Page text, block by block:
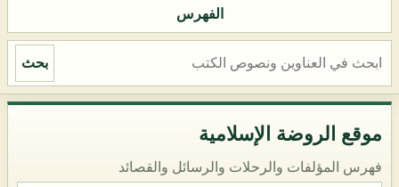
الفهرس
بحث
موقع الروضة الإسلامية
فهرس المؤلفات والرحلات والرسائل والقصائد